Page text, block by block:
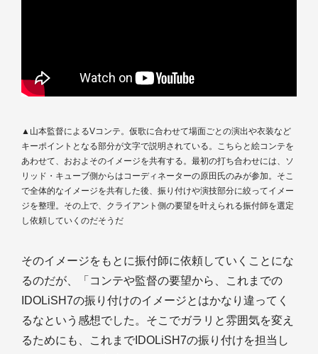
▲山本監督によるVコンテ。仮歌に合わせて場面ごとの演出や衣装など
キーポイントとなる部分が文字で説明されている。こちらと絵コンテを
あわせて、おおよそのイメージを共有する。最初の打ち合わせには、ソ
リッド・キューブ側からはコーディネーターの原田氏のみが参加。そこ
で全体的なイメージを共有した後、振り付けや演技部分に絞ってイメー
ジを整理。その上で、クライアント側の要望を叶えられる振付師を選定
し依頼していくのだそうだ
そのイメージをもとに振付師に依頼していくことにな
るのだが、「コンテや監督の要望から、これまでの
IDOLiSH7の振り付けのイメージとはかなり違ってく
るなという感想でした。そこでガラリと雰囲気を変え
るためにも、これまでIDOLiSH7の振り付けを担当し